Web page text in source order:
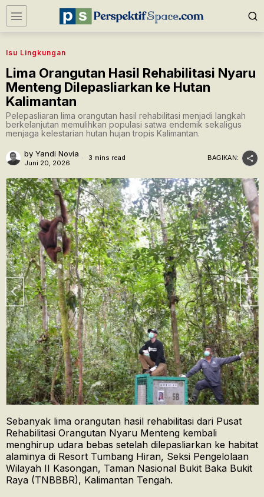
Isu Lingkungan
Lima Orangutan Hasil Rehabilitasi Nyaru
Menteng Dilepasliarkan ke Hutan
Kalimantan
Pelepasliaran lima orangutan hasil rehabilitasi menjadi langkah
berkelanjutan memulihkan populasi satwa endemik sekaligus
menjaga kelestarian hutan hujan tropis Kalimantan.
by Yandi Novia
Juni 20, 2026
3 mins read BAGIKAN:
Sebanyak lima orangutan hasil rehabilitasi dari Pusat
Rehabilitasi Orangutan Nyaru Menteng kembali
menghirup udara bebas setelah dilepasliarkan ke habitat
alaminya di Resort Tumbang Hiran, Seksi Pengelolaan
Wilayah II Kasongan, Taman Nasional Bukit Baka Bukit
Raya (TNBBBR), Kalimantan Tengah.